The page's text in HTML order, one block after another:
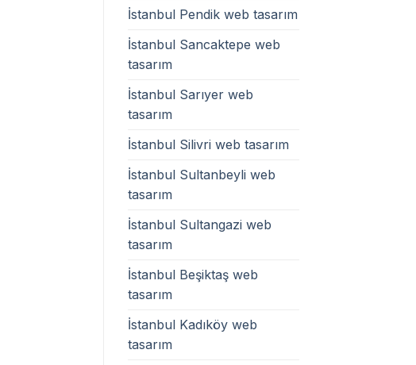
İstanbul Pendik web tasarım
İstanbul Sancaktepe web
tasarım
İstanbul Sarıyer web
tasarım
İstanbul Silivri web tasarım
İstanbul Sultanbeyli web
tasarım
İstanbul Sultangazi web
tasarım
İstanbul Beşiktaş web
tasarım
İstanbul Kadıköy web
tasarım